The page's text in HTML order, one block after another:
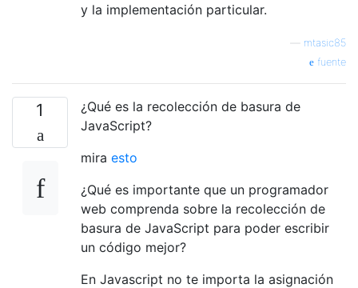
y la implementación particular.
mtasic85
fuente
1
¿Qué es la recolección de basura de
JavaScript?
mira esto
¿Qué es importante que un programador
web comprenda sobre la recolección de
basura de JavaScript para poder escribir
un código mejor?
En Javascript no te importa la asignación